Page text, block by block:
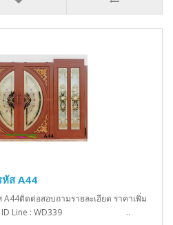
ส A44
ติดต่อสอบถามรายละเอียด ราคาเพิ่ม
ID Line : WD339 ..